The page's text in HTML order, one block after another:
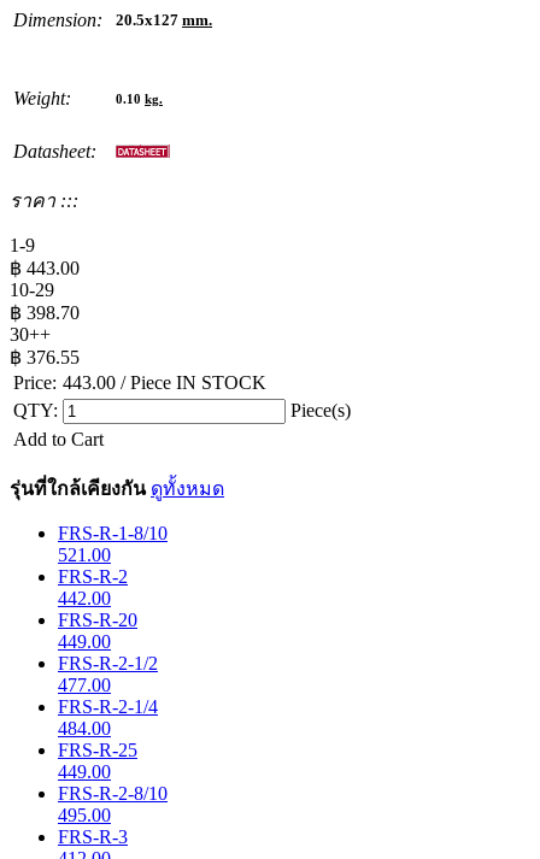
Dimension: 20.5x127 mm.
Weight: 0.10 kg.
Datasheet:
ราคา :::
1-9
฿ 443.00
10-29
฿ 398.70
30++
฿ 376.55
Price: 443.00 / Piece IN STOCK
QTY:
Piece(s)
Add to Cart
รุ่นที่ใกล้เคียงกัน ดูทั้งหมด
FRS-R-1-8/10
521.00
FRS-R-2
442.00
FRS-R-20
449.00
FRS-R-2-1/2
477.00
FRS-R-2-1/4
484.00
FRS-R-25
449.00
FRS-R-2-8/10
495.00
FRS-R-3